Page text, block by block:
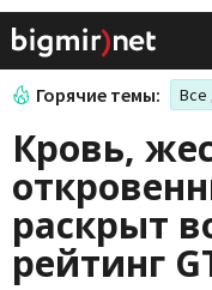
Горячие темы: Все
Кровь,
раскрыт
рейтинг